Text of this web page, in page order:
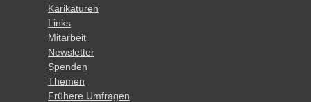
Karikaturen
Links
Mitarbeit
Newsletter
Spenden
Themen
Frühere Umfragen